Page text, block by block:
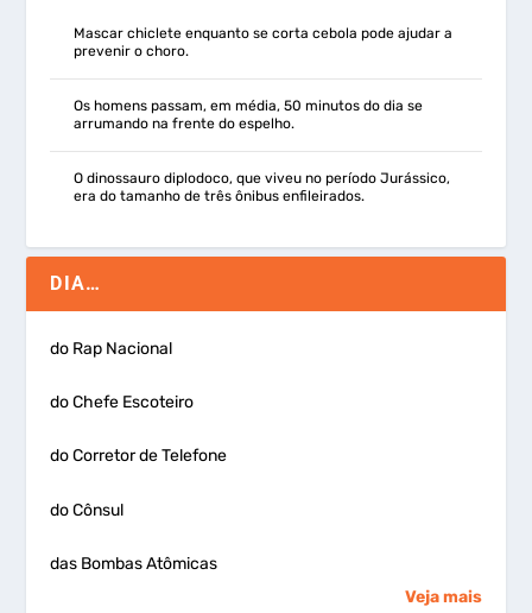
Mascar chiclete enquanto se corta cebola pode ajudar a
prevenir o choro.
Os homens passam, em média, 50 minutos do dia se
arrumando na frente do espelho.
O dinossauro diplodoco, que viveu no período Jurássico,
era do tamanho de três ônibus enfileirados.
DIA…
do Rap Nacional
do Chefe Escoteiro
do Corretor de Telefone
do Cônsul
das Bombas Atômicas
Veja mais